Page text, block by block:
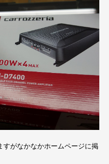
がなかなかホームページに掲